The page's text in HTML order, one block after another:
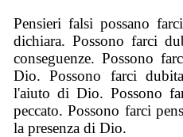
Pensieri falsi possano
dichiara. Possono farci
conseguenze. Possono
Dio. Possono farci
l'aiuto di Dio. Possono
peccato. Possono farci
la presenza di Dio.